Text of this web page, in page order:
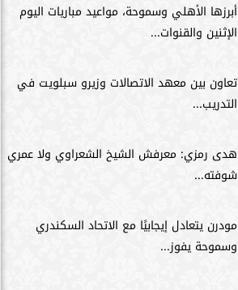
أبرزها الأهلي وسموحة، مواعيد مباريات اليوم
الإثنين والقنوات...
تعاون بين معهد الاتصالات وزيرو سبلويت في
التدريب...
هدى رمزي: معرفش الشيخ الشعراوي ولا عمري
شوفته...
مودرن يتعادل إيجابيًا مع الاتحاد السكندري
وسموحة يفوز...